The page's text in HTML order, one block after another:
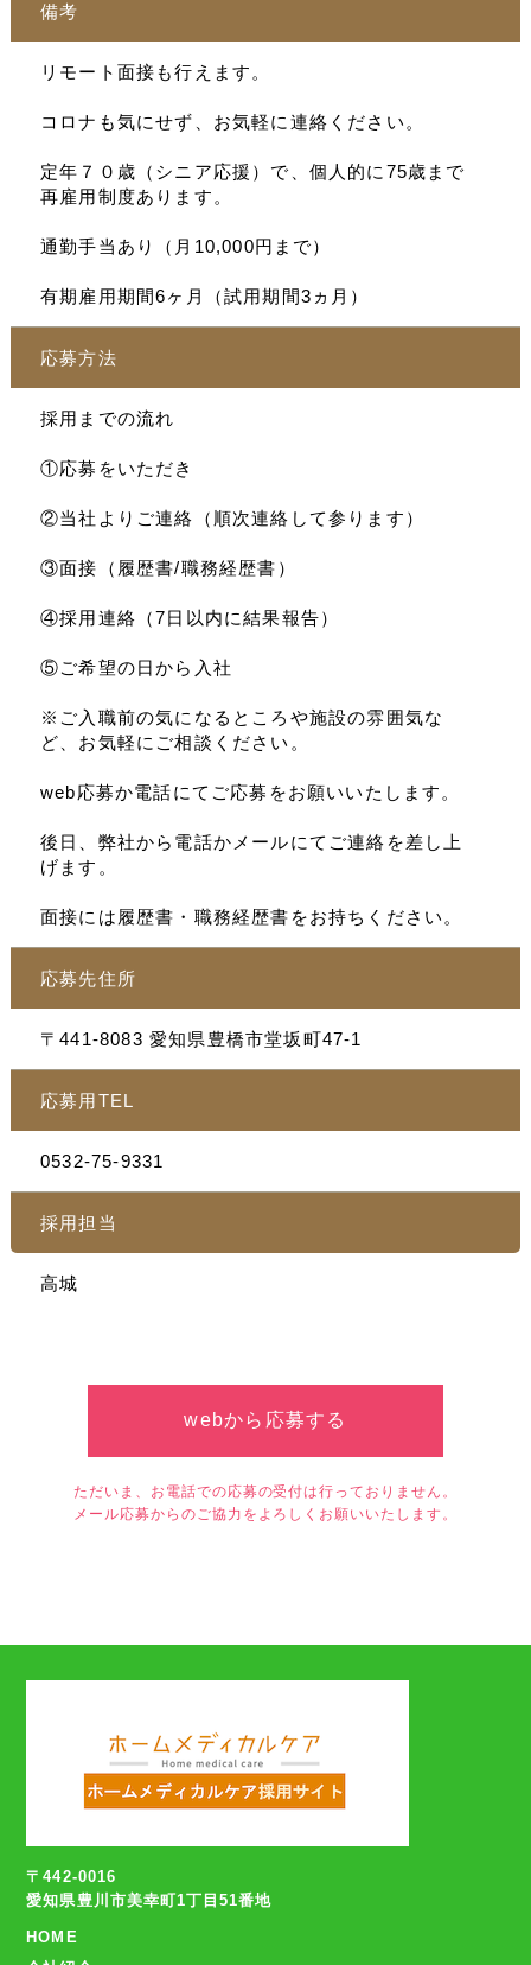
備考
リモート面接も行えます。
コロナも気にせず、お気軽に連絡ください。
定年７０歳（シニア応援）で、個人的に75歳まで
再雇用制度あります。
通勤手当あり（月10,000円まで）
有期雇用期間6ヶ月（試用期間3ヵ月）
応募方法
採用までの流れ
①応募をいただき
②当社よりご連絡（順次連絡して参ります）
③面接（履歴書/職務経歴書）
④採用連絡（7日以内に結果報告）
⑤ご希望の日から入社
※ご入職前の気になるところや施設の雰囲気な
ど、お気軽にご相談ください。
web応募か電話にてご応募をお願いいたします。
後日、弊社から電話かメールにてご連絡を差し上
げます。
面接には履歴書・職務経歴書をお持ちください。
応募先住所
〒441-8083 愛知県豊橋市堂坂町47-1
応募用TEL
0532-75-9331
採用担当
高城
webから応募する
ただいま、お電話での応募の受付は行っておりません。
メール応募からのご協力をよろしくお願いいたします。
〒442-0016
愛知県豊川市美幸町1丁目51番地
HOME